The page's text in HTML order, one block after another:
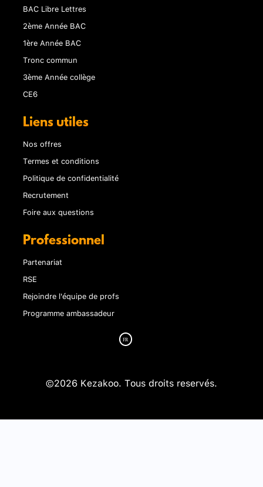
BAC Libre Lettres
2ème Année BAC
1ère Année BAC
Tronc commun
3ème Année collège
CE6
Liens utiles
Nos offres
Termes et conditions
Politique de confidentialité
Recrutement
Foire aux questions
Professionnel
Partenariat
RSE
Rejoindre l'équipe de profs
Programme ambassadeur
©2026 Kezakoo. Tous droits reservés.